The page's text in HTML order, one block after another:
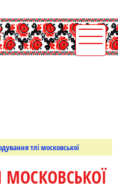
тлі московської
МОСКОВСЬКОЇ